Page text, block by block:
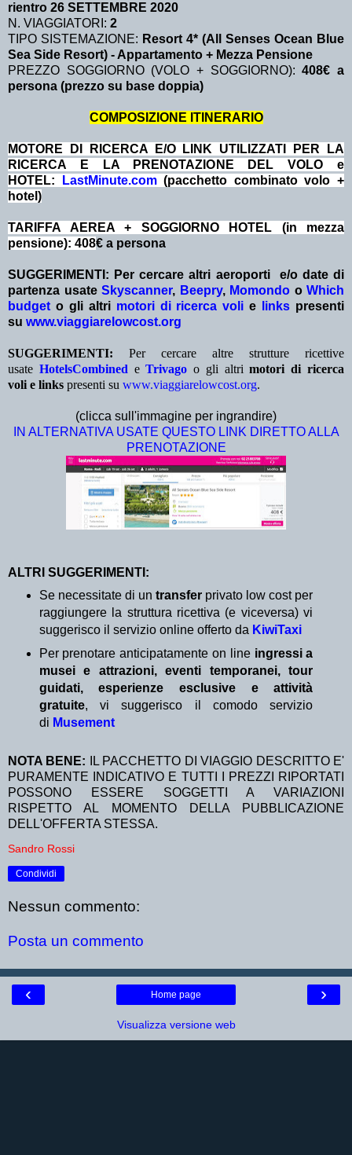
rientro 26 SETTEMBRE 2020
N. VIAGGIATORI: 2
TIPO SISTEMAZIONE: Resort 4* (All Senses Ocean Blue
Sea Side Resort) - Appartamento + Mezza Pensione
PREZZO SOGGIORNO (VOLO + SOGGIORNO):408€ a
persona (prezzo su base doppia)
COMPOSIZIONE ITINERARIO
MOTORE DI RICERCA E/O LINK UTILIZZATI PER LA
RICERCA E LA PRENOTAZIONE DEL VOLO e
HOTEL:
LastMinute.com(pacchetto combinato volo +
hotel)
TARIFFA AEREA + SOGGIORNO HOTEL (in mezza
pensione): 408€ a persona
SUGGERIMENTI: Per cercare altri aeroporti e/o date di
partenza usate Skyscanner, Beepry, Momondo o Which
budget o gli altri motori di ricerca voli e links presenti
su www.viaggiarelowcost.org
SUGGERIMENTI: Per cercare altre strutture ricettive
usate HotelsCombined eTrivago o gli altrimotori di ricerca
voli e links presenti su www.viaggiarelowcost.org.
(clicca sull'immagine per ingrandire)
IN ALTERNATIVA USATE QUESTO LINK DIRETTO ALLA
PRENOTAZIONE
ALTRI SUGGERIMENTI:
Se necessitate di un transfer privato low cost per
raggiungere la struttura ricettiva (e viceversa) vi
suggerisco il servizio online offerto da KiwiTaxi
Per prenotare anticipatamente on line ingressi a
musei e attrazioni, eventi temporanei, tour
guidati, esperienze esclusive e attività
gratuite, vi suggerisco il comodo servizio
di Musement
NOTA BENE:
IL PACCHETTO DI VIAGGIO DESCRITTO E'
PURAMENTE INDICATIVO E TUTTI I PREZZI RIPORTATI
POSSONO ESSERE SOGGETTI A VARIAZIONI
RISPETTO AL MOMENTO DELLA PUBBLICAZIONE
DELL'OFFERTA STESSA.
Sandro Rossi
Condividi
Nessun commento:
Posta un commento
‹ ›
Home page
Visualizza versione web